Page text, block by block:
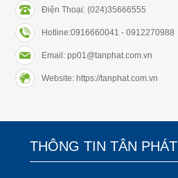
Điện Thoại: (024)35666555
Hotline:0916660041 - 0912270988
Email: pp01@tanphat.com.vn
Website: https://tanphat.com.vn
THÔNG TIN TÂN PHÁT